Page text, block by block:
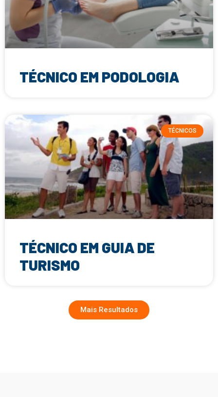
TÉCNICO EM PODOLOGIA
TÉCNICOS
TÉCNICO EM GUIA DE
TURISMO
Mais Resultados